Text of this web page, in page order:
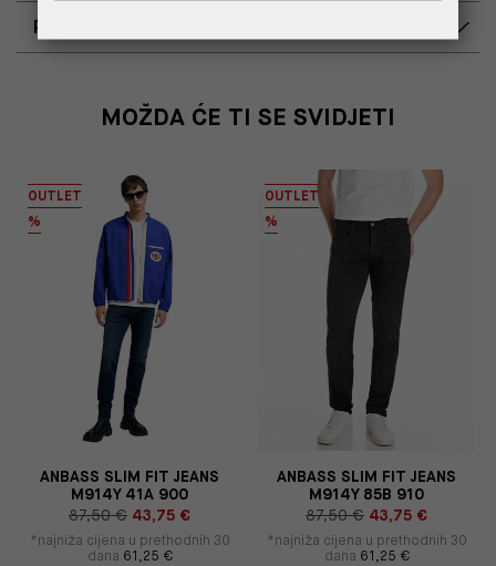
POVRAT I ZAMJENA
MOŽDA ĆE TI SE SVIDJETI
OUTLET
%
ANBASS SLIM FIT JEANS
M914Y 41A 900
87,50 € 43,75 €
*najniža cijena u prethodnih 30
dana 61,25 €
OUTLET
%
ANBASS SLIM FIT JEANS
M914Y 85B 910
87,50 € 43,75 €
*najniža cijena u prethodnih 30
dana 61,25 €